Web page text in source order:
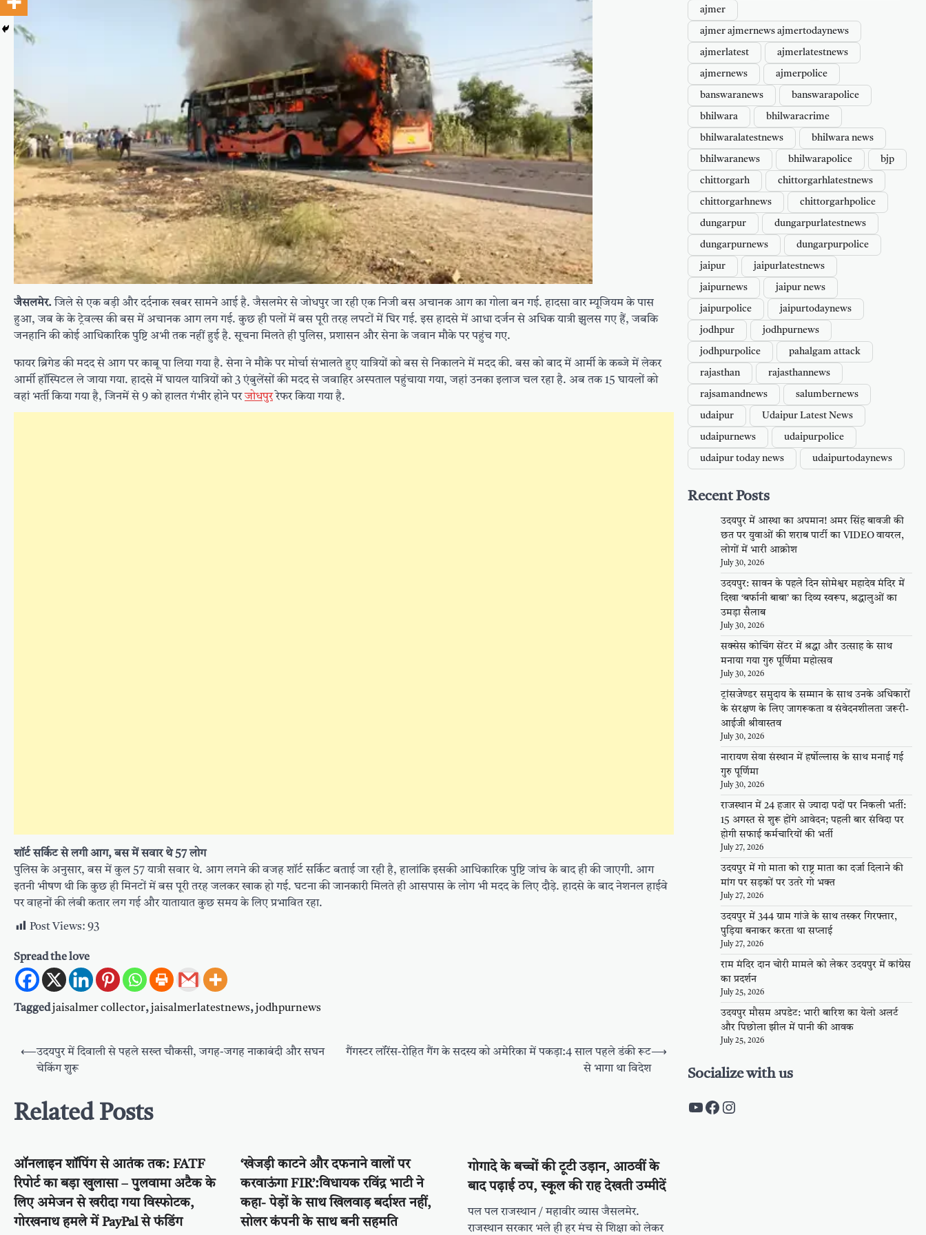
जैसलमेर.जिले से एक बड़ी और दर्दनाक खबर सामने आई है. जैसलमेर से जोधपुर जा रही एक निजी बस अचानक आग का गोला बन गई. हादसा वार म्यूजियम के पास
हुआ, जब के के ट्रेवल्स की बस में अचानक आग लग गई. कुछ ही पलों में बस पूरी तरह लपटों में घिर गई. इस हादसे में आधा दर्जन से अधिक यात्री झुलस गए हैं, जबकि
जनहानि की कोई आधिकारिक पुष्टि अभी तक नहीं हुई है. सूचना मिलते ही पुलिस, प्रशासन और सेना के जवान मौके पर पहुंच गए.
फायर ब्रिगेड की मदद से आग पर काबू पा लिया गया है. सेना ने मौके पर मोर्चा संभालते हुए यात्रियों को बस से निकालने में मदद की. बस को बाद में आर्मी के कब्जे में लेकर
आर्मी हॉस्पिटल ले जाया गया. हादसे में घायल यात्रियों को 3 एंबुलेंसों की मदद से जवाहिर अस्पताल पहुंचाया गया, जहां उनका इलाज चल रहा है. अब तक 15 घायलों को
वहां भर्ती किया गया है, जिनमें से 9 को हालत गंभीर होने परजोधपुररेफर किया गया है.
शॉर्ट सर्किट से लगी आग, बस में सवार थे 57 लोग
पुलिस के अनुसार, बस में कुल 57 यात्री सवार थे. आग लगने की वजह शॉर्ट सर्किट बताई जा रही है, हालांकि इसकी आधिकारिक पुष्टि जांच के बाद ही की जाएगी. आग
इतनी भीषण थी कि कुछ ही मिनटों में बस पूरी तरह जलकर खाक हो गई. घटना की जानकारी मिलते ही आसपास के लोग भी मदद के लिए दौड़े. हादसे के बाद नेशनल हाईवे
पर वाहनों की लंबी कतार लग गई और यातायात कुछ समय के लिए प्रभावित रहा.
Post Views: 93
Spread the love
Taggedjaisalmer collector,jaisalmerlatestnews,jodhpurnews
Post
navigation
⟵उदयपुर में दिवाली से पहले सख्त चौकसी, जगह-जगह नाकाबंदी और सघन
चेकिंग शुरू
गैंगस्टर लॉरेंस-रोहित गैंग के सदस्य को अमेरिका में पकड़ा:4 साल पहले डंकी रूट
से भागा था विदेश
⟶
Related Posts
ऑनलाइन शॉपिंग से आतंक तक: FATF
रिपोर्ट का बड़ा खुलासा – पुलवामा अटैक के
लिए अमेजन से खरीदा गया विस्फोटक,
गोरखनाथ हमले में PayPal से फंडिंग
‘खेजड़ी काटने और दफनाने वालों पर
करवाऊंगा FIR’:विधायक रविंद्र भाटी ने
कहा- पेड़ों के साथ खिलवाड़ बर्दाश्त नहीं,
सोलर कंपनी के साथ बनी सहमति
गोगादे के बच्चों की टूटी उड़ान, आठवीं के
बाद पढ़ाई ठप, स्कूल की राह देखती उम्मीदें
पल पल राजस्थान / महावीर व्यास जैसलमेर.
राजस्थान सरकार भले ही हर मंच से शिक्षा को लेकर
ajmer
ajmer ajmernews ajmertodaynews
ajmerlatest ajmerlatestnews
ajmernews ajmerpolice
banswaranews banswarapolice
bhilwara bhilwaracrime
bhilwaralatestnews bhilwara news
bhilwaranews bhilwarapolice bjp
chittorgarh chittorgarhlatestnews
chittorgarhnews chittorgarhpolice
dungarpur dungarpurlatestnews
dungarpurnews dungarpurpolice
jaipur jaipurlatestnews
jaipurnews jaipur news
jaipurpolice jaipurtodaynews
jodhpur jodhpurnews
jodhpurpolice pahalgam attack
rajasthan rajasthannews
rajsamandnews salumbernews
udaipur Udaipur Latest News
udaipurnews udaipurpolice
udaipur today news udaipurtodaynews
Recent Posts
उदयपुर में आस्था का अपमान! अमर सिंह बावजी की
छत पर युवाओं की शराब पार्टी का VIDEO वायरल,
लोगों में भारी आक्रोश
July 30, 2026
उदयपुर: सावन के पहले दिन सोमेश्वर महादेव मंदिर में
दिखा ‘बर्फानी बाबा’ का दिव्य स्वरूप, श्रद्धालुओं का
उमड़ा सैलाब
July 30, 2026
सक्सेस कोचिंग सेंटर में श्रद्धा और उत्साह के साथ
मनाया गया गुरु पूर्णिमा महोत्सव
July 30, 2026
ट्रांसजेण्डर समुदाय के सम्मान के साथ उनके अधिकारों
के संरक्षण के लिए जागरूकता व संवेदनशीलता जरूरी-
आईजी श्रीवास्तव
July 30, 2026
नारायण सेवा संस्थान में हर्षोल्लास के साथ मनाई गई
गुरु पूर्णिमा
July 30, 2026
राजस्थान में 24 हजार से ज्यादा पदों पर निकली भर्ती:
15 अगस्त से शुरू होंगे आवेदन; पहली बार संविदा पर
होगी सफाई कर्मचारियों की भर्ती
July 27, 2026
उदयपुर में गो माता को राष्ट्र माता का दर्जा दिलाने की
मांग पर सड़कों पर उतरे गो भक्त
July 27, 2026
उदयपुर में 344 ग्राम गांजे के साथ तस्कर गिरफ्तार,
पुड़िया बनाकर करता था सप्लाई
July 27, 2026
राम मंदिर दान चोरी मामले को लेकर उदयपुर में कांग्रेस
का प्रदर्शन
July 25, 2026
उदयपुर मौसम अपडेट: भारी बारिश का येलो अलर्ट
और पिछोला झील में पानी की आवक
July 25, 2026
Socialize with us
https://www.youtube.com/c/
https://www.facebook.com/
Instagram